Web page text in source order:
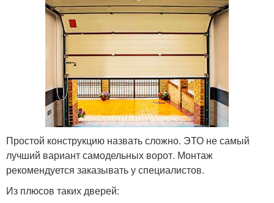
Простой конструкцию назвать сложно. ЭТО не самый
лучший вариант самодельных ворот. Монтаж
рекомендуется заказывать у специалистов.
Из плюсов таких дверей: